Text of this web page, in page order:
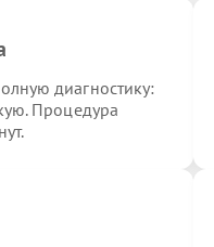
диагностику:
Процедура